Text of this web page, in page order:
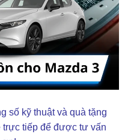
số kỹ thuật và quà tặng
trực tiếp để được tư vấn